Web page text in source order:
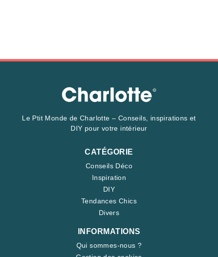
Le Ptit Monde de Charlotte – Conseils, inspirations et
DIY pour votre intérieur
CATÉGORIE
Conseils Déco
Inspiration
DIY
Tendances Chics
Divers
INFORMATIONS
Qui sommes-nous ?